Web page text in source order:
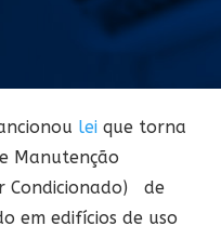
lei que torna
Manutenção
Condicionado)
de
em edifícios de uso